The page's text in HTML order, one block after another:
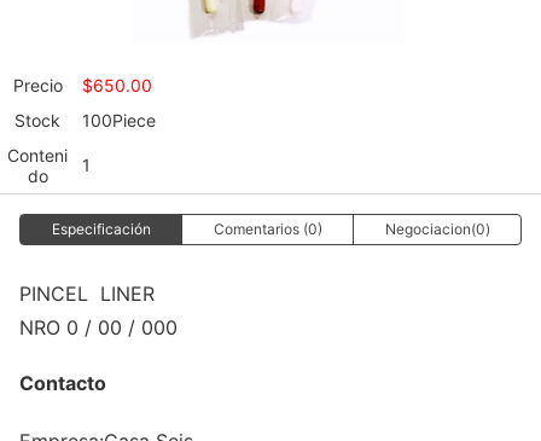
Precio $650.00
Stock
100Piece
Conteni
do
1
Especificación Comentarios (0) Negociacion(0)
PINCEL LINER
NRO 0 / 00 / 000
Contacto